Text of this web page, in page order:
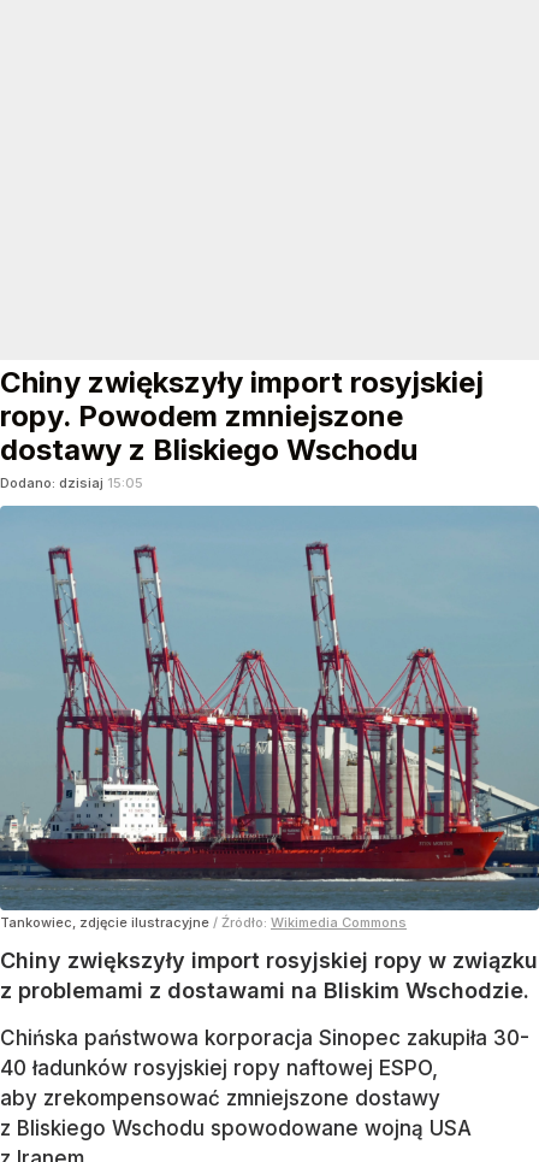
Chiny zwiększyły import rosyjskiej
ropy. Powodem zmniejszone
dostawy z Bliskiego Wschodu
Dodano: dzisiaj 15:05
Tankowiec, zdjęcie ilustracyjne / Źródło: Wikimedia Commons
Chiny zwiększyły import rosyjskiej ropy w związku
z problemami z dostawami na Bliskim Wschodzie.
Chińska państwowa korporacja Sinopec zakupiła 30-
40 ładunków rosyjskiej ropy naftowej ESPO,
aby zrekompensować zmniejszone dostawy
z Bliskiego Wschodu spowodowane wojną USA